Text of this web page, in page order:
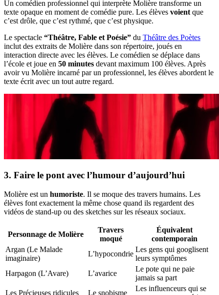
Un comédien professionnel qui interprète Molière transforme un
texte opaque en moment de comédie pure. Les élèves voient que
c’est drôle, que c’est rythmé, que c’est physique.
Le spectacle “Théâtre, Fable et Poésie” du Théâtre des Poètes
inclut des extraits de Molière dans son répertoire, joués en
interaction directe avec les élèves. Le comédien se déplace dans
l’école et joue en 50 minutes devant maximum 100 élèves. Après
avoir vu Molière incarné par un professionnel, les élèves abordent le
texte écrit avec un tout autre regard.
3. Faire le pont avec l’humour d’aujourd’hui
Molière est un humoriste. Il se moque des travers humains. Les
élèves font exactement la même chose quand ils regardent des
vidéos de stand-up ou des sketches sur les réseaux sociaux.
Personnage de Molière
Travers
moqué
Équivalent
contemporain
Argan (Le Malade
imaginaire)
L’hypocondrie
Les gens qui googlisent
leurs symptômes
Harpagon (L’Avare)
L’avarice
Le pote qui ne paie
jamais sa part
Les Précieuses ridicules
Le snobisme
Les influenceurs qui se